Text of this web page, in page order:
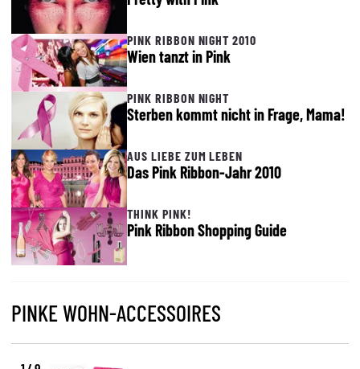
PINK RIBBON NIGHT 2010
Wien tanzt in Pink
PINK RIBBON NIGHT
Sterben kommt nicht in Frage, Mama!
AUS LIEBE ZUM LEBEN
Das Pink Ribbon-Jahr 2010
THINK PINK!
Pink Ribbon Shopping Guide
PINKE WOHN-ACCESSOIRES